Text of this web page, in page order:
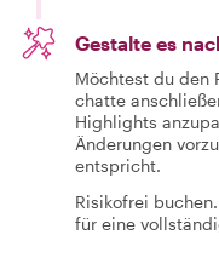
Gestalte es
Möchtest du den
chatte
Highlights
Änderungen
entspricht.
Risikofrei
für eine